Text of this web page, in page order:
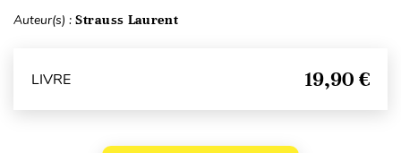
Auteur(s) : Strauss Laurent
LIVRE 19,90 €